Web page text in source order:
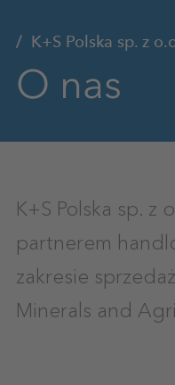
K+S Polska sp. z
O nas
K+S Polska sp. z
partnerem
zakresie
Minerals and